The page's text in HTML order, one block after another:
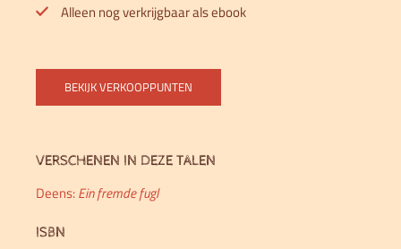
Alleen nog verkrijgbaar als ebook
BEKIJK VERKOOPPUNTEN
VERSCHENEN IN DEZE TALEN
Deens:Ein fremde fugl
ISBN